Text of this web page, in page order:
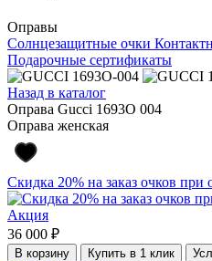
Оправы
Солнцезащитные очки
Подарочные сертификаты
Назад в каталог
Оправа Gucci 1693O 004
Оправа женская
Скидка 20% на заказ очков при
Акция
36 000 ₽
В корзину Купить в 1 клик